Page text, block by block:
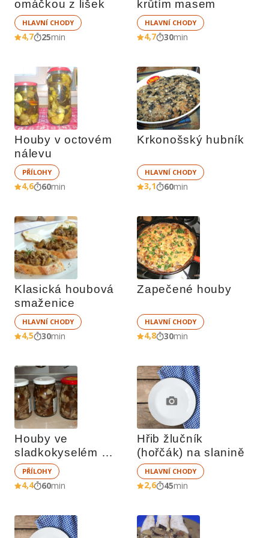
omáčkou z lišek
HLAVNÍ CHODY
4,7 25min
krůtím masem
HLAVNÍ CHODY
4,7 30min
Houby v octovém
nálevu
PŘÍLOHY
4,6 60min
Krkonošský hubník
HLAVNÍ CHODY
3,1 60min
Klasická houbová
smaženice
HLAVNÍ CHODY
4,5 30min
Zapečené houby
HLAVNÍ CHODY
4,8 30min
Houby ve
sladkokyselém
nálevu
PŘÍLOHY
4,4 60min
Hřib žlučník
(hořčák) na slanině
HLAVNÍ CHODY
2,6 45min